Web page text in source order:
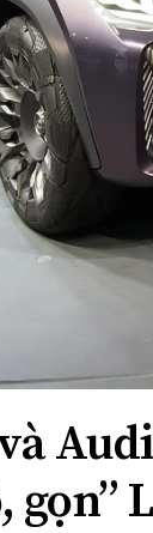
INFOCUS
gọn”